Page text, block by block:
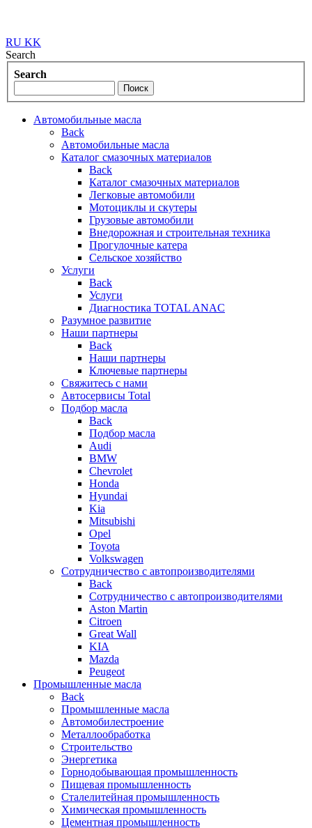
RU KK
Search
Search
Автомобильные масла
Back
Автомобильные масла
Каталог смазочных материалов
Back
Каталог смазочных материалов
Легковые автомобили
Мотоциклы и скутеры
Грузовые автомобили
Внедорожная и строительная техника
Прогулочные катера
Сельское хозяйство
Услуги
Back
Услуги
Диагностика TOTAL ANAC
Разумное развитие
Наши партнеры
Back
Наши партнеры
Ключевые партнеры
Свяжитесь с нами
Автосервисы Total
Подбор масла
Back
Подбор масла
Audi
BMW
Chevrolet
Honda
Hyundai
Kia
Mitsubishi
Opel
Toyota
Volkswagen
Сотрудничество с автопроизводителями
Back
Сотрудничество с автопроизводителями
Aston Martin
Citroen
Great Wall
KIA
Mazda
Peugeot
Промышленные масла
Back
Промышленные масла
Автомобилестроение
Металлообработка
Строительство
Энергетика
Горнодобывающая промышленность
Пищевая промышленность
Сталелитейная промышленность
Химическая промышленность
Цементная промышленность